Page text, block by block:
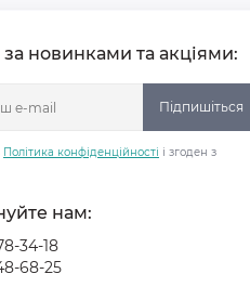
за новинками та акціями:
Підпишіться
Політика конфіденційності і згоден з
нам:
34-18
68-25